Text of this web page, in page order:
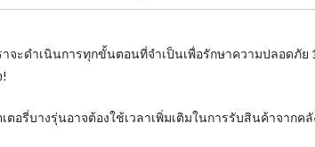
ะดำเนินการทุกขั้นตอนที่จำเป็นเพื่อรักษาความปลอดภั
อรี่บางรุ่นอาจต้องใช้เวลาเพิ่มเติมในการรับสินค้าจาก